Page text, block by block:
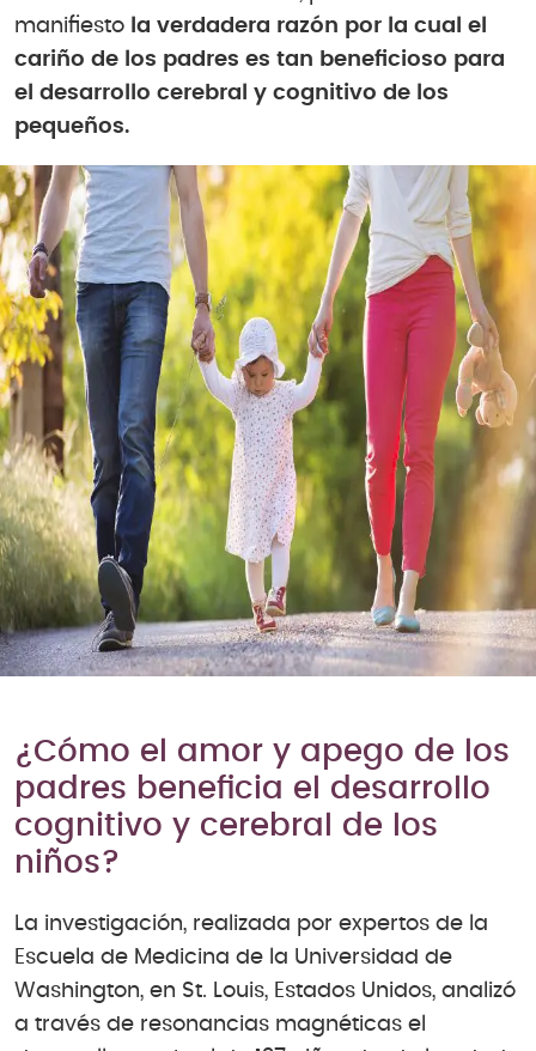
manifiesto la verdadera razón por la cual el
cariño de los padres es tan beneficioso para
el desarrollo cerebral y cognitivo de los
pequeños.
¿Cómo el amor y apego de los
padres beneficia el desarrollo
cognitivo y cerebral de los
niños?
La investigación, realizada por expertos de la
Escuela de Medicina de la Universidad de
Washington, en St. Louis, Estados Unidos, analizó
a través de resonancias magnéticas el